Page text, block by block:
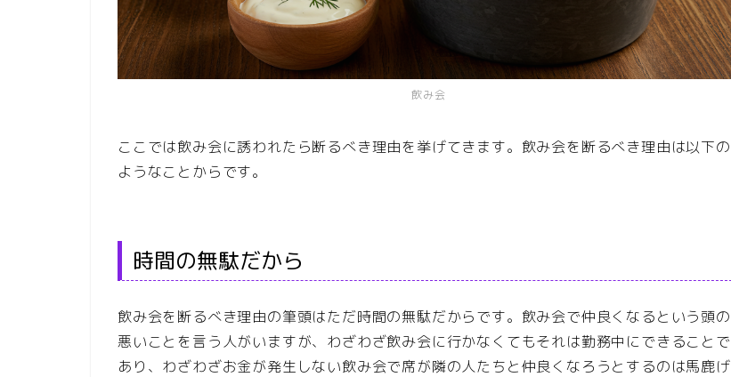
飲み会
ここでは飲み会に誘われたら断るべき理由を挙げてきます。飲み会を断るべき理由は以下の
ようなことからです。
時間の無駄だから
飲み会を断るべき理由の筆頭はただ時間の無駄だからです。飲み会で仲良くなるという頭の
悪いことを言う人がいますが、わざわざ飲み会に行かなくてもそれは勤務中にできることで
あり、わざわざお金が発生しない飲み会で席が隣の人たちと仲良くなろうとするのは馬鹿げ